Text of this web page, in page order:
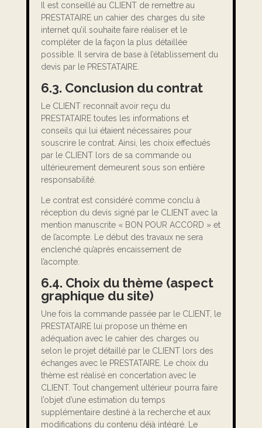
Il est conseillé au CLIENT de remettre au
PRESTATAIRE un cahier des charges du site
internet qu’il souhaite faire réaliser et le
compléter de la façon la plus détaillée
possible. Il servira de base à l’établissement du
devis par le PRESTATAIRE.
6.3. Conclusion du contrat
Le CLIENT reconnaît avoir reçu du
PRESTATAIRE toutes les informations et
conseils qui lui étaient nécessaires pour
souscrire le contrat. Ainsi, les choix effectués
par le CLIENT lors de sa commande ou
ultérieurement demeurent sous son entière
responsabilité.
Le contrat est considéré comme conclu à
réception du devis signé par le CLIENT avec la
mention manuscrite « BON POUR ACCORD » et
de l’acompte. Le début des travaux ne sera
enclenché qu’après encaissement de
l’acompte.
6.4. Choix du thème (aspect
graphique du site)
Une fois la commande passée par le CLIENT, le
PRESTATAIRE lui propose un thème en
adéquation avec le cahier des charges ou
selon le projet détaillé par le CLIENT lors des
échanges avec le PRESTATAIRE. Le choix du
thème est réalisé en concertation avec le
CLIENT. Tout changement ultérieur pourra faire
l’objet d’une estimation du temps
supplémentaire destiné à la recherche et aux
modifications du contenu déjà intégré. Le